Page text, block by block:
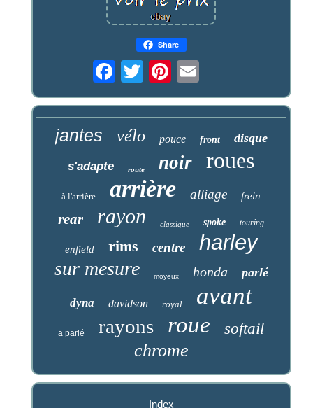
Share
jantes vélo pouce front disque
s'adapte route noir roues
à l'arrière arrière alliage frein
rear rayon classique spoke touring
enfield rims centre harley
sur mesure moyeux honda parlé
dyna davidson royal avant
a parlé rayons roue softail
chrome
Index